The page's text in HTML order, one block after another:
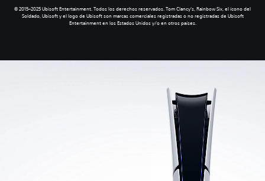
© 2015–2025 Ubisoft Entertainment. Todos los derechos reservados. Tom Clancy’s, Rainbow Six, el ícono del
Soldado, Ubisoft y el logo de Ubisoft son marcas comerciales registradas o no registradas de Ubisoft
Entertainment en los Estados Unidos y/o en otros países.